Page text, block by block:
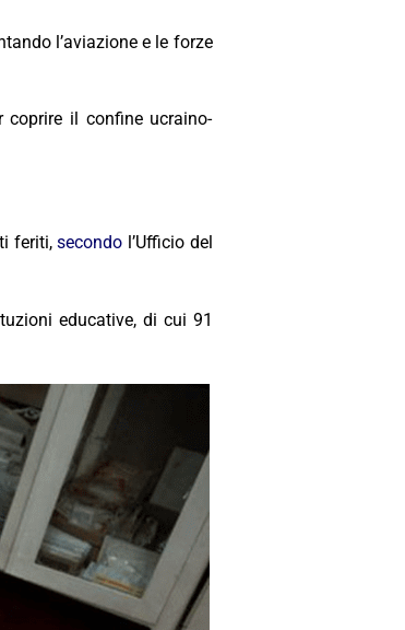
l’aviazione e le forze
il confine ucraino-
feriti,secondo l’Ufficio del
educative, di cui 91